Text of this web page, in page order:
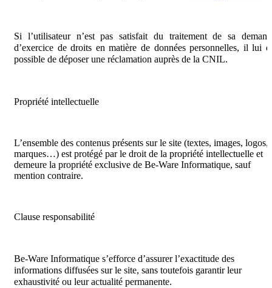
Si l’utilisateur n’est pas satisfait du traitement de sa
d’exercice de droits en matière de données personnelles, il lui
possible de déposer une réclamation auprès de la CNIL.
Propriété intellectuelle
L’ensemble des contenus présents sur le site (textes, images, logos,
marques…) est protégé par le droit de la propriété intellectuelle et
demeure la propriété exclusive de Be-Ware Informatique, sauf
mention contraire.
Clause responsabilité
Be-Ware Informatique s’efforce d’assurer l’exactitude des
informations diffusées sur le site, sans toutefois garantir leur
exhaustivité ou leur actualité permanente.